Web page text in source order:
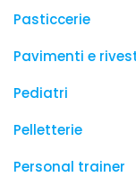
Pasticcerie
Pavimenti e
Pediatri
Pelletterie
Personal trainer